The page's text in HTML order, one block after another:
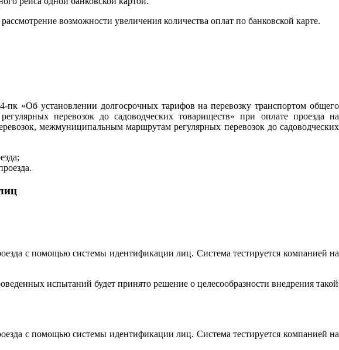
возможности увеличения количества оплат по банковской карте.
«Об установлении долгосрочных тарифов на перевозку транспортом общего
перевозок до садоводческих товариществ» при оплате проезда на
межмуниципальным маршрутам регулярных перевозок до садоводческих
с помощью системы идентификации лиц. Система тестируется компанией на
испытаний будет принято решение о целесообразности внедрения такой
с помощью системы идентификации лиц. Система тестируется компанией на